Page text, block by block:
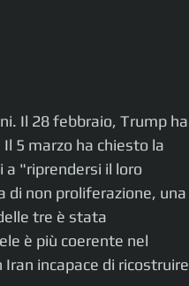
Il 28 febbraio, Trump ha
5 marzo ha chiesto la
a "riprendersi il loro
di non proliferazione, una
tre è stata
è più coerente nel
incapace di ricostruire